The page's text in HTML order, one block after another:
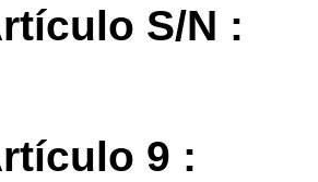
S/N :
9 :